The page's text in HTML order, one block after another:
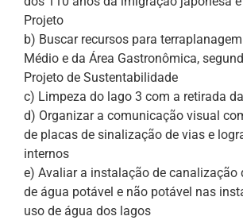
Projeto
b) Buscar recursos para
Médio e da Área Gastronômica,
Projeto de Sustentabilidade
c) Limpeza do lago 3 com a retirada
d) Organizar a comunicação visual
de placas de sinalização de vias e
internos
e) Avaliar a instalação de canalização
de água potável e não potável nas
uso de água dos lagos